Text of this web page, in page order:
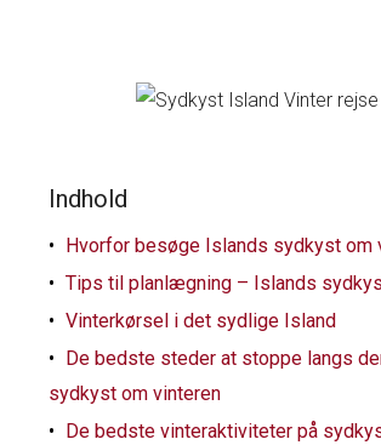
Indhold
Hvorfor besøge Islands sydkyst om
Tips til planlægning – Islands
Vinterkørsel i det sydlige Island
De bedste steder at stoppe langs
sydkyst om vinteren
De bedste vinteraktiviteter på